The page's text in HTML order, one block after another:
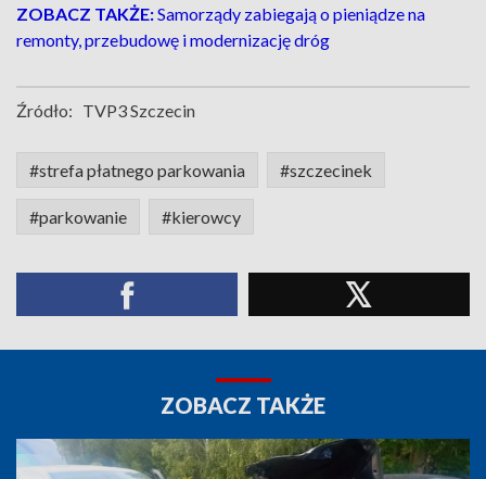
ZOBACZ TAKŻE:Samorządy zabiegają o pieniądze na
remonty, przebudowę i modernizację dróg
Źródło: TVP3 Szczecin
#strefa płatnego parkowania #szczecinek
#parkowanie #kierowcy
ZOBACZ TAKŻE